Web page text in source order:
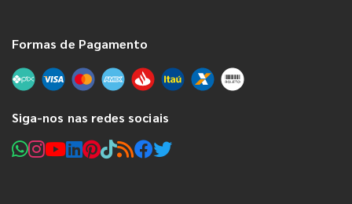
Formas de Pagamento
Siga-nos nas redes sociais